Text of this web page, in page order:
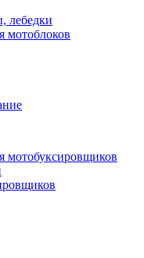
лебедки
мотоблоков
мотобуксировщиков